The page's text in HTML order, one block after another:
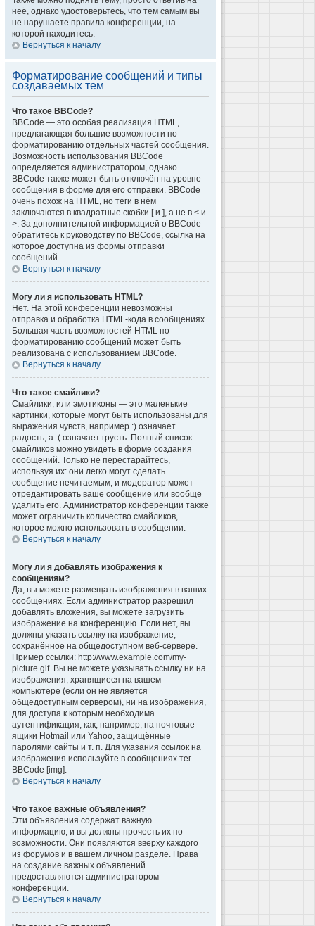
неё, однако удостоверьтесь, что тем самым вы
не нарушаете правила конференции, на
которой находитесь.
Вернуться к началу
Форматирование сообщений и типы
создаваемых тем
Что такое BBCode?
BBCode — это особая реализация HTML,
предлагающая большие возможности по
форматированию отдельных частей сообщения.
Возможность использования BBCode
определяется администратором, однако
BBCode также может быть отключён на уровне
сообщения в форме для его отправки. BBCode
очень похож на HTML, но теги в нём
заключаются в квадратные скобки [ и ], а не в < и
>. За дополнительной информацией о BBCode
обратитесь к руководству по BBCode, ссылка на
которое доступна из формы отправки
сообщений.
Вернуться к началу
Могу ли я использовать HTML?
Нет. На этой конференции невозможны
отправка и обработка HTML-кода в сообщениях.
Большая часть возможностей HTML по
форматированию сообщений может быть
реализована с использованием BBCode.
Вернуться к началу
Что такое смайлики?
Смайлики, или эмотиконы — это маленькие
картинки, которые могут быть использованы для
выражения чувств, например :) означает
радость, а :( означает грусть. Полный список
смайликов можно увидеть в форме создания
сообщений. Только не перестарайтесь,
используя их: они легко могут сделать
сообщение нечитаемым, и модератор может
отредактировать ваше сообщение или вообще
удалить его. Администратор конференции также
может ограничить количество смайликов,
которое можно использовать в сообщении.
Вернуться к началу
Могу ли я добавлять изображения к
сообщениям?
Да, вы можете размещать изображения в ваших
сообщениях. Если администратор разрешил
добавлять вложения, вы можете загрузить
изображение на конференцию. Если нет, вы
должны указать ссылку на изображение,
сохранённое на общедоступном веб-сервере.
Пример ссылки: http://www.example.com/my-
picture.gif. Вы не можете указывать ссылку ни на
изображения, хранящиеся на вашем
компьютере (если он не является
общедоступным сервером), ни на изображения,
для доступа к которым необходима
аутентификация, как, например, на почтовые
ящики Hotmail или Yahoo, защищённые
паролями сайты и т. п. Для указания ссылок на
изображения используйте в сообщениях тег
BBCode [img].
Вернуться к началу
Что такое важные объявления?
Эти объявления содержат важную
информацию, и вы должны прочесть их по
возможности. Они появляются вверху каждого
из форумов и в вашем личном разделе. Права
на создание важных объявлений
предоставляются администратором
конференции.
Вернуться к началу